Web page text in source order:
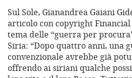
Sul Sole, Gianandrea Gaiani
articolo con copyright
tema delle “guerra per
Siria: “Dopo quattro anni, una
convenzionale avrebbe già
offrendo ai siriani qualche